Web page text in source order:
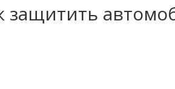
защитить